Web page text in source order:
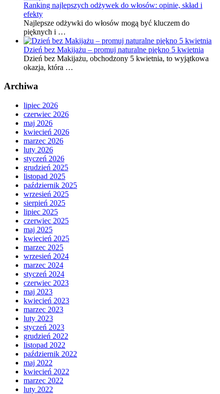
Ranking najlepszych odżywek do włosów: opinie, skład i
efekty
Najlepsze odżywki do włosów mogą być kluczem do
pięknych i …
Dzień bez Makijażu – promuj naturalne piękno 5 kwietnia
Dzień bez Makijażu, obchodzony 5 kwietnia, to wyjątkowa
okazja, która …
Archiwa
lipiec 2026
czerwiec 2026
maj 2026
kwiecień 2026
marzec 2026
luty 2026
styczeń 2026
grudzień 2025
listopad 2025
październik 2025
wrzesień 2025
sierpień 2025
lipiec 2025
czerwiec 2025
maj 2025
kwiecień 2025
marzec 2025
wrzesień 2024
marzec 2024
styczeń 2024
czerwiec 2023
maj 2023
kwiecień 2023
marzec 2023
luty 2023
styczeń 2023
grudzień 2022
listopad 2022
październik 2022
maj 2022
kwiecień 2022
marzec 2022
luty 2022